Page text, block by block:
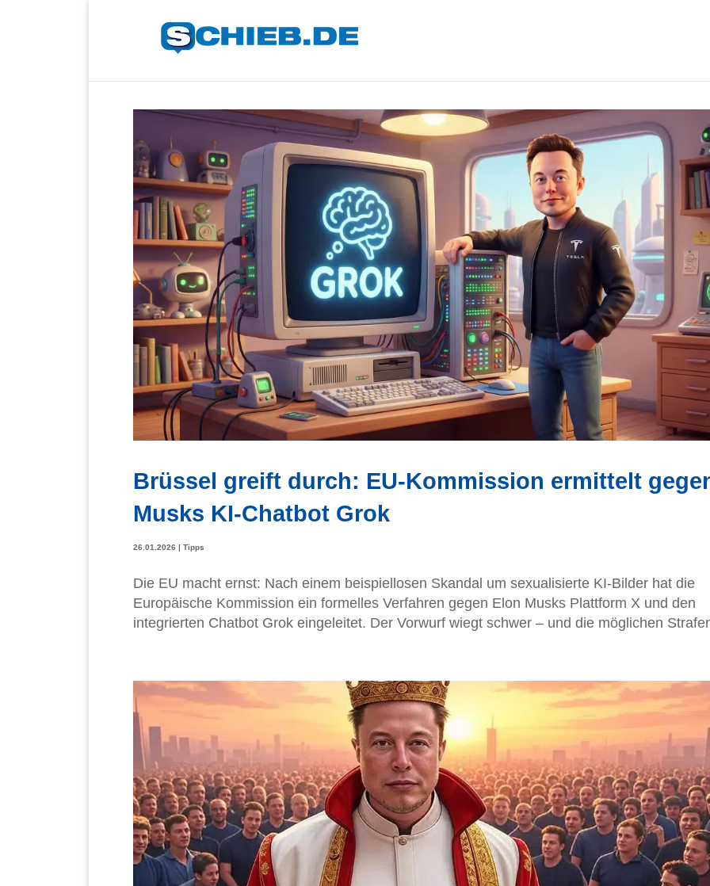
Brüssel greift durch: EU-Kommission ermittelt
Musks KI-Chatbot Grok
26.01.2026 | Tipps
Die EU macht ernst: Nach einem beispiellosen Skandal um sexualisierte KI-Bilder hat die
Europäische Kommission ein formelles Verfahren gegen Elon Musks Plattform X und den
integrierten Chatbot Grok eingeleitet. Der Vorwurf wiegt schwer – und die möglichen